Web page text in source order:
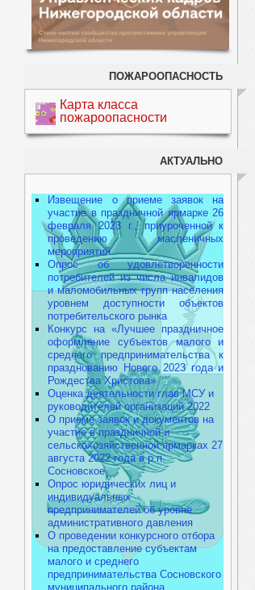
ПОЖАРООПАСНОСТЬ
Карта класса
пожароопасности
АКТУАЛЬНО
Извещение о приеме заявок на
участие в праздничной ярмарке 26
февраля 2023 г., приуроченной к
проведению масленичных
мероприятий
Опрос об удовлетворенности
потребителей из числа инвалидов
и маломобильных групп населения
уровнем доступности объектов
потребительского рынка
Конкурс на «Лучшее праздничное
оформление субъектов малого и
среднего предпринимательства к
празднованию Нового 2023 года и
Рождества Христова»
Оценка деятельности глав МСУ и
руководителей организаций 2022
О приеме заявок и документов на
участие в праздничной и
сельскохозяйственной ярмарках 27
августа 2022 года в р.п.
Сосновское
Опрос юридических лиц и
индивидуальных
предпринимателей об уровне
административного давления
О проведении конкурсного отбора
на предоставление субъектам
малого и среднего
предпринимательства Сосновского
муниципального района